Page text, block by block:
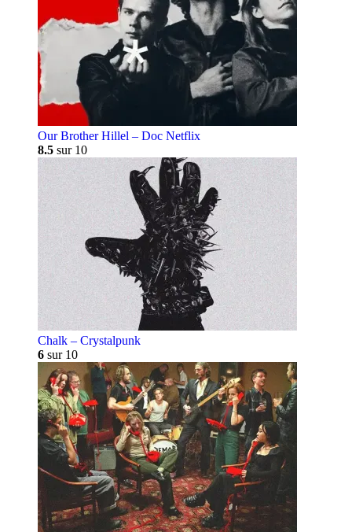
Our Brother Hillel – Doc Netflix
8.5 sur 10
Chalk – Crystalpunk
6 sur 10